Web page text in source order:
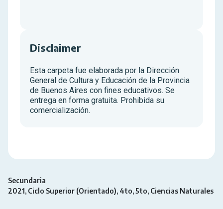
Disclaimer
Esta carpeta fue elaborada por la Dirección
General de Cultura y Educación de la Provincia
de Buenos Aires con fines educativos. Se
entrega en forma gratuita. Prohibida su
comercialización.
Secundaria
2021 Ciclo Superior (Orientado) 4to 5to Ciencias Naturales